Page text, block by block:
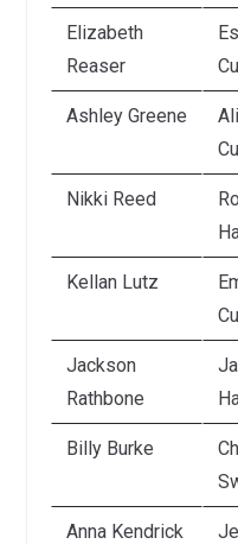
Elizabeth
Reaser
Ashley Greene
Nikki Reed
Kellan Lutz
Jackson
Rathbone
Billy Burke
Anna Kendrick